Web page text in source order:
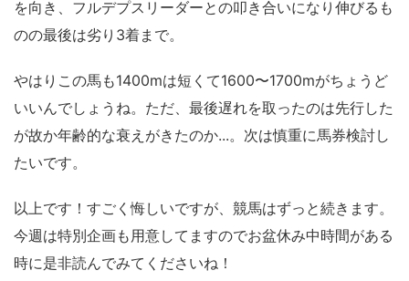
を向き、フルデプスリーダーとの叩き合いになり伸びるも
のの最後は劣り3着まで。
やはりこの馬も1400mは短くて1600〜1700mがちょうど
いいんでしょうね。ただ、最後遅れを取ったのは先行した
が故か年齢的な衰えがきたのか...。次は慎重に馬券検討し
たいです。
以上です！すごく悔しいですが、競馬はずっと続きます。
今週は特別企画も用意してますのでお盆休み中時間がある
時に是非読んでみてくださいね！